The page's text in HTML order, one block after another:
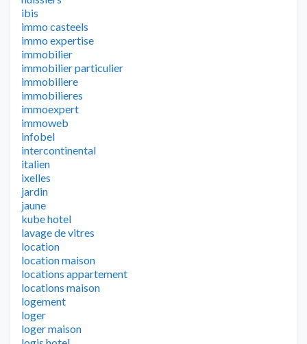
ibis
immo casteels
immo expertise
immobilier
immobilier particulier
immobiliere
immobilieres
immoexpert
immoweb
infobel
intercontinental
italien
ixelles
jardin
jaune
kube hotel
lavage de vitres
location
location maison
locations appartement
locations maison
logement
loger
loger maison